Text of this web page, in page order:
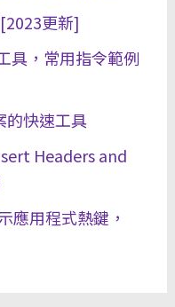
更新]
具，常用指令範例
的快速工具
Headers and
應用程式熱鍵，